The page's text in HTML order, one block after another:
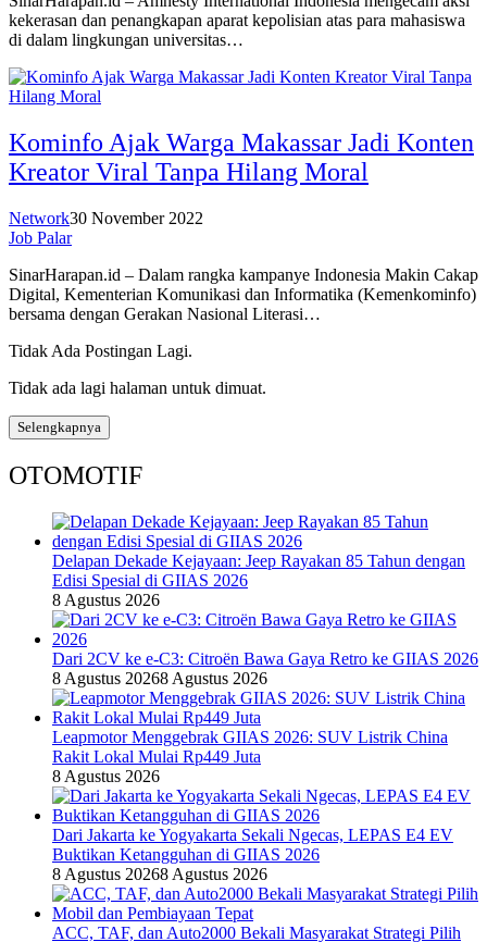
kekerasan dan penangkapan aparat kepolisian atas para mahasiswa
di dalam lingkungan universitas…
Kominfo Ajak Warga Makassar Jadi Konten
Kreator Viral Tanpa Hilang Moral
Network30 November 2022
Job Palar
SinarHarapan.id – Dalam rangka kampanye Indonesia Makin Cakap
Digital, Kementerian Komunikasi dan Informatika (Kemenkominfo)
bersama dengan Gerakan Nasional Literasi…
Tidak Ada Postingan Lagi.
Tidak ada lagi halaman untuk dimuat.
Selengkapnya
OTOMOTIF
Delapan Dekade Kejayaan: Jeep Rayakan 85 Tahun dengan
Edisi Spesial di GIIAS 2026
8 Agustus 2026
Dari 2CV ke e-C3: Citroën Bawa Gaya Retro ke GIIAS 2026
8 Agustus 20268 Agustus 2026
Leapmotor Menggebrak GIIAS 2026: SUV Listrik China
Rakit Lokal Mulai Rp449 Juta
8 Agustus 2026
Dari Jakarta ke Yogyakarta Sekali Ngecas, LEPAS E4 EV
Buktikan Ketangguhan di GIIAS 2026
8 Agustus 20268 Agustus 2026
ACC, TAF, dan Auto2000 Bekali Masyarakat Strategi Pilih